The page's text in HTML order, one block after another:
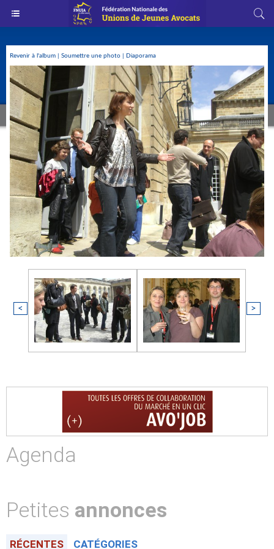
Revenir à l'album Soumettre une photo Diaporama
< >
Agenda
Petites annonces
RÉCENTES CATÉGORIES